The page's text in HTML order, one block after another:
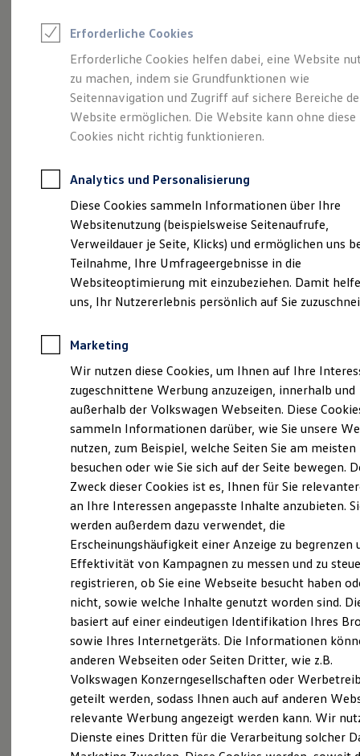
Saisonangebote
Leasing
Leasing-Angebote
Gebrauchtwagen Leasing
Junge Gebrauchtwagen-Leasing
Elektroauto Leasing
Kleinwagen-Leasing
Leasing ohne Anzahlung
Autokredit mit Schlussrate
Versicherungen und Garantien
Kfz-Versicherung
Restschuldversicherungen
Garantien
Wartungsverträge
Geschäftskunden
Professional Class bei Volkswagen
Großkunden
Behörden
Anpfiff zum Gewinn
Elektroautos
ID. Tutorials
Elektrofahrzeugkonzepte
Reichweite
Reichweite der ID. Modelle
Reichweite im Winter
Laden
Laden unterwegs
Laden Zuhause
Ladezeitensimulator
Batterie
Sicherheit
Garantie und Lebensdauer
Nachhaltigkeit
Technologie
Kosten und Kauf
Verbrauchskosten
Kaufoptionen
E-Auto-Förderung
Software und Konnektivität
Die ID. Software 6
ID. Software Versionen und Updates
Digitale Extras
Schnittstellen zu Ihrem ID.
Gepflegt, geprüft und
für gut befunden.
Volkswagen
Zertifizierte
Gebrauchtwagen.
(Impressum & Rechtliches)
Ganz selbstverständlich.Das
Gebrauchtwagen-
Leistungsversprechen.
Rundum sicher: der 360°Gebrauchtwagen-
Bevor ein VolkswagenZertifizierter
Gebrauchtwagenan unsere Kunden
übergeben wird, prüfen wir den Zustand
Erforderliche Cookies
Erforderliche Cookies helfen dabei, eine Website
zu machen, indem sie Grundfunktionen wie
Seitennavigation und Zugriff auf sichere Bereiche
Website ermöglichen. Die Website kann ohne diese
Cookies nicht richtig funktionieren.
Analytics und Personalisierung
Diese Cookies sammeln Informationen über Ihre
Websitenutzung (beispielsweise Seitenaufrufe,
Verweildauer je Seite, Klicks) und ermöglichen uns
Teilnahme, Ihre Umfrageergebnisse in die
Websiteoptimierung mit einzubeziehen. Damit
uns, Ihr Nutzererlebnis persönlich auf Sie
Marketing
Wir nutzen diese Cookies, um Ihnen auf Ihre
zugeschnittene Werbung anzuzeigen, innerhalb und
außerhalb der Volkswagen Webseiten. Diese
sammeln Informationen darüber, wie Sie unsere
nutzen, zum Beispiel, welche Seiten Sie am meisten
besuchen oder wie Sie sich auf der Seite bewegen.
Zweck dieser Cookies ist es, Ihnen für Sie
an Ihre Interessen angepasste Inhalte anzubieten.
werden außerdem dazu verwendet, die
Erscheinungshäufigkeit einer Anzeige zu begrenzen
Effektivität von Kampagnen zu messen und zu
registrieren, ob Sie eine Webseite besucht haben
nicht, sowie welche Inhalte genutzt worden sind.
basiert auf einer eindeutigen Identifikation Ihres
sowie Ihres Internetgeräts. Die Informationen
anderen Webseiten oder Seiten Dritter, wie z.B.
Volkswagen Konzerngesellschaften oder
geteilt werden, sodass Ihnen auch auf anderen
relevante Werbung angezeigt werden kann. Wir
Dienste eines Dritten für die Verarbeitung solcher